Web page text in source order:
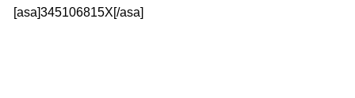
[asa]345106815X[/asa]